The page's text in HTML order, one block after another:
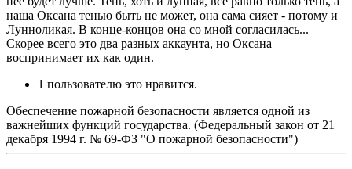
наша Оксана тенью быть не может, она сама сияет - потому и
Лунноликая. В конце-концов она со мной согласилась...
Скорее всего это два разных аккаунта, но Оксана
воспринимает их как один.
1 пользователю это нравится.
Обеспечение пожарной безопасности является одной из
важнейших функций государства. (Федеральный закон от 21
декабря 1994 г. № 69-ФЗ "О пожарной безопасности")